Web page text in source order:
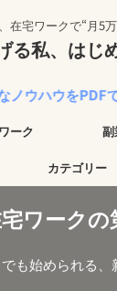
在宅ワークで“月5
る私、はじ
でプレゼント
ーク
カテゴリー
ワーク
も始められる、